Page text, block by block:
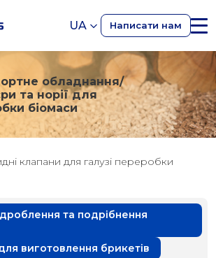
UA Написати нам
обладнання/
та норії для
біомаси
клапани для галузі переробки
та подрібнення
виготовлення брикетів